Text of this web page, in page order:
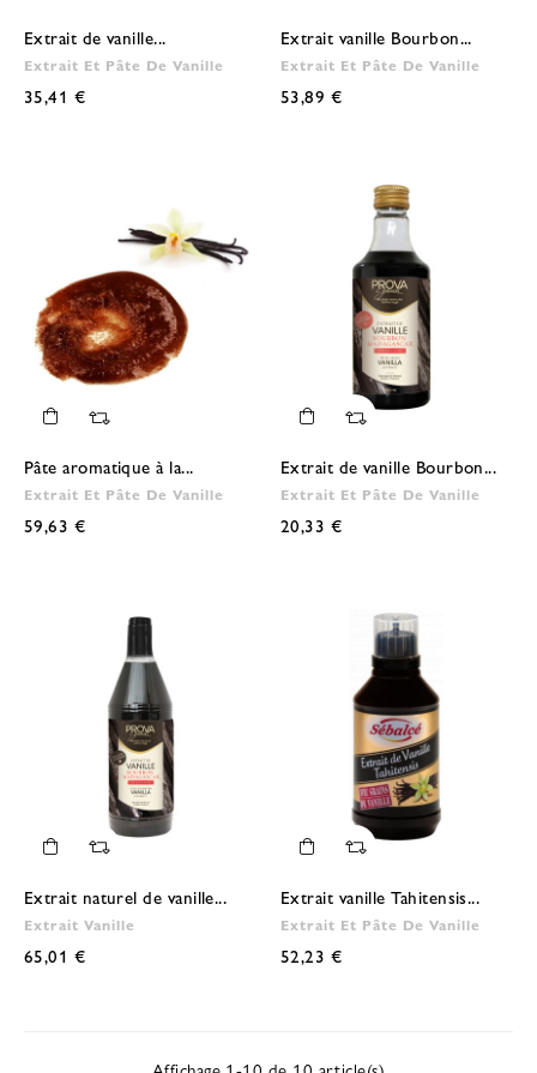
Extrait de vanille...
Extrait Et Pâte De Vanille
35,41 €
Extrait vanille Bourbon...
Extrait Et Pâte De Vanille
53,89 €
Pâte aromatique à la...
Extrait Et Pâte De Vanille
59,63 €
Extrait de vanille Bourbon...
Extrait Et Pâte De Vanille
20,33 €
Extrait naturel de vanille...
Extrait Vanille
65,01 €
Extrait vanille Tahitensis...
Extrait Et Pâte De Vanille
52,23 €